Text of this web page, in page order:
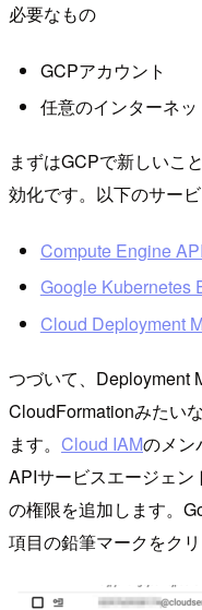
必要なもの
GCPアカウント
任意のインターネ
まずはGCPで新しいこ
効化です。以下のサー
Compute Engine API
Google Kubernetes
Cloud Deployment
つづいて、Deployment
CloudFormationみたい
ます。 Cloud IAMのメン
APIサービスエージェ
の権限を追加します。
項目の鉛筆マークをクリ